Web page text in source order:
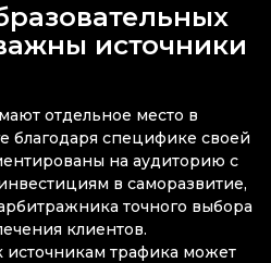
источники
отдельное место в
благодаря специфике своей
на аудиторию с
в саморазвитие,
точного выбора
клиентов.
трафика может